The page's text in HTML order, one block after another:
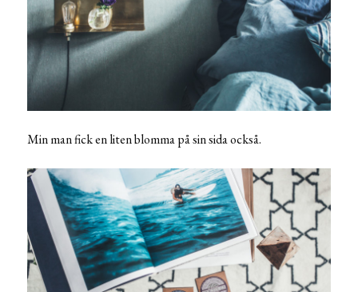
Min man fick en liten blomma på sin sida också.